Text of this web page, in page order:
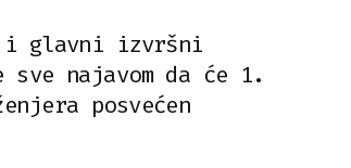
i glavni izvršni
najavom da će 1.
posvećen